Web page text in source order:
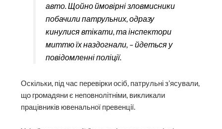
авто. Щойно ймовірні зловмисники
побачили патрульних, одразу
кинулися втікати, та інспектори
миттю їх наздогнали, – йдеться у
повідомленні поліції.
Оскільки, під час перевірки осіб, патрульні з’ясували,
що громадяни є неповнолітніми, викликали
працівників ювенальної превенції.